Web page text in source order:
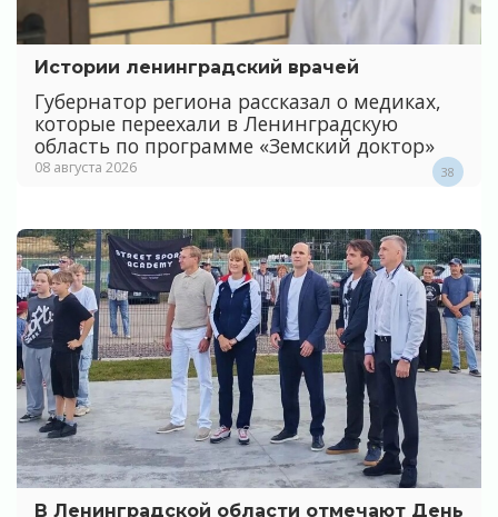
Истории ленинградский врачей
Губернатор региона рассказал о медиках,
которые переехали в Ленинградскую
область по программе «Земский доктор»
08 августа 2026 38
В Ленинградской области отмечают День